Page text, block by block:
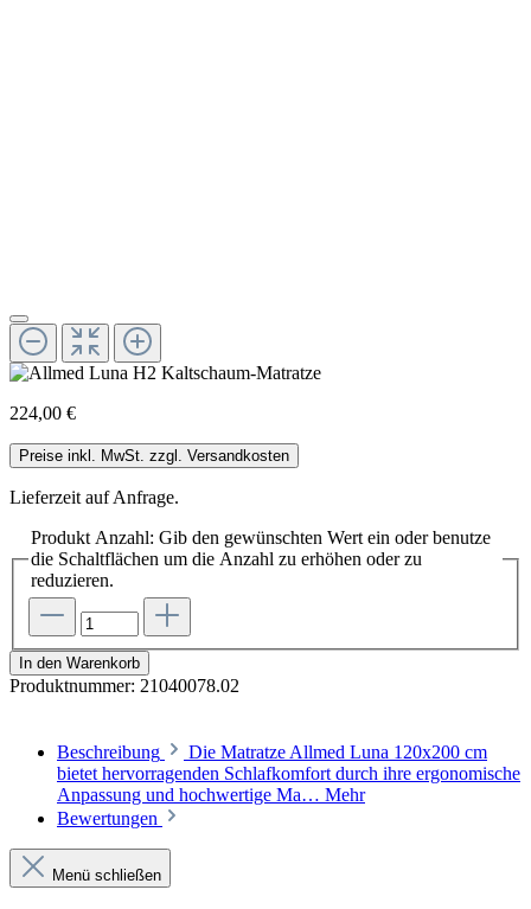
224,00 €
Preise inkl. MwSt. zzgl. Versandkosten
Lieferzeit auf Anfrage.
Produkt Anzahl: Gib den gewünschten Wert ein oder benutze
die Schaltflächen um die Anzahl zu erhöhen oder zu
reduzieren.
In den Warenkorb
Produktnummer: 21040078.02
Beschreibung
Die Matratze Allmed Luna 120x200 cm
bietet hervorragenden Schlafkomfort durch ihre ergonomische
Anpassung und hochwertige Ma… Mehr
Bewertungen
Menü schließen